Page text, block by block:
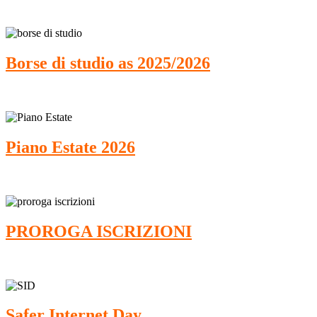
Borse di studio as 2025/2026
Piano Estate 2026
PROROGA ISCRIZIONI